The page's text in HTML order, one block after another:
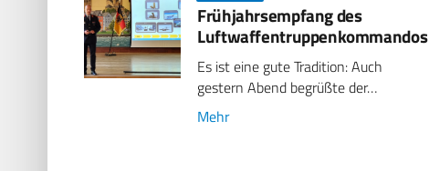
Frühjahrsempfang des
Luftwaffentruppenkommandos
Es ist eine gute Tradition: Auch
gestern Abend begrüßte der…
Mehr